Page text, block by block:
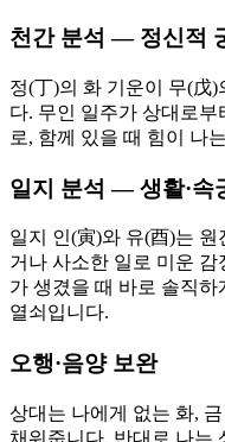
천간 분석 — 정신적
정(丁)의 화 기운이 무(戊)
다. 무인 일주가 상대로부
로, 함께 있을 때 힘이 나
일지 분석 — 생활·속
일지 인(寅)와 유(酉)는
거나 사소한 일로 미운
가 생겼을 때 바로 솔직
열쇠입니다.
오행·음양 보완
상대는 나에게 없는 화,
채워줍니다. 반대로 나는